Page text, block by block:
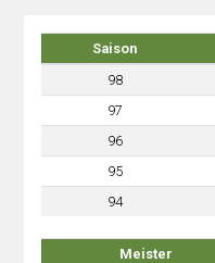
Saison
98
97
96
95
94
Meister